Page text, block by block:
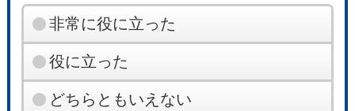
非常に役に立った
役に立った
どちらともいえない